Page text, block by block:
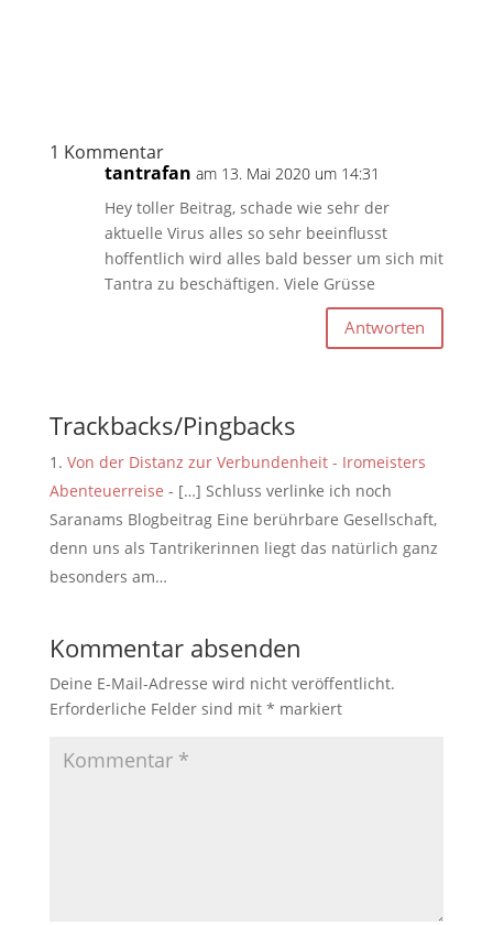
1 Kommentar
tantrafan am 13. Mai 2020 um 14:31
Hey toller Beitrag, schade wie sehr der
aktuelle Virus alles so sehr beeinflusst
hoffentlich wird alles bald besser um sich mit
Tantra zu beschäftigen. Viele Grüsse
Antworten
Trackbacks/Pingbacks
Von der Distanz zur Verbundenheit - Iromeisters
Abenteuerreise - […] Schluss verlinke ich noch
Saranams Blogbeitrag Eine berührbare Gesellschaft,
denn uns als Tantrikerinnen liegt das natürlich ganz
besonders am…
Kommentar absenden
Deine E-Mail-Adresse wird nicht veröffentlicht.
Erforderliche Felder sind mit * markiert